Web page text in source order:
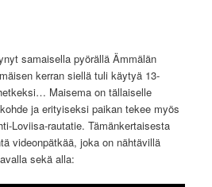
samaisella pyörällä Ämmälän
kerran siellä tuli käytyä 13-
Maisema on tällaiselle
ja erityiseksi paikan tekee myös
Loviisa-rautatie. Tämänkertaisesta
videonpätkää, joka on nähtävillä
sekä alla: